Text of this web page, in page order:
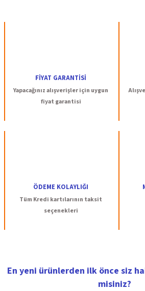
Ürün fiyatı diğer sitelerden daha pahalı.
FİYAT GARANTİSİ
Yapacağınız alışverişler için uygun
fiyat garantisi
ÖDEME KOLAYLIĞI
Tüm Kredi kartılarının taksit
seçenekleri
En yeni ürünlerden ilk önce siz
misiniz?